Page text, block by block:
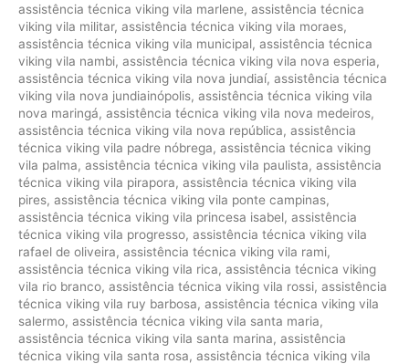
assistência técnica viking vila marlene, assistência técnica
viking vila militar, assistência técnica viking vila moraes,
assistência técnica viking vila municipal, assistência técnica
viking vila nambi, assistência técnica viking vila nova esperia,
assistência técnica viking vila nova jundiaí, assistência técnica
viking vila nova jundiainópolis, assistência técnica viking vila
nova maringá, assistência técnica viking vila nova medeiros,
assistência técnica viking vila nova república, assistência
técnica viking vila padre nóbrega, assistência técnica viking
vila palma, assistência técnica viking vila paulista, assistência
técnica viking vila pirapora, assistência técnica viking vila
pires, assistência técnica viking vila ponte campinas,
assistência técnica viking vila princesa isabel, assistência
técnica viking vila progresso, assistência técnica viking vila
rafael de oliveira, assistência técnica viking vila rami,
assistência técnica viking vila rica, assistência técnica viking
vila rio branco, assistência técnica viking vila rossi, assistência
técnica viking vila ruy barbosa, assistência técnica viking vila
salermo, assistência técnica viking vila santa maria,
assistência técnica viking vila santa marina, assistência
técnica viking vila santa rosa, assistência técnica viking vila